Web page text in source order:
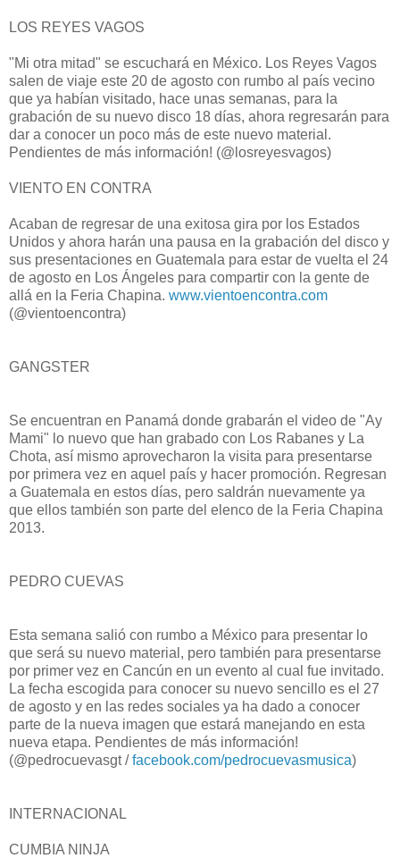
LOS REYES VAGOS
"Mi otra mitad" se escuchará en México. Los Reyes Vagos
salen de viaje este 20 de agosto con rumbo al país vecino
que ya habían visitado, hace unas semanas, para la
grabación de su nuevo disco 18 días, ahora regresarán para
dar a conocer un poco más de este nuevo material.
Pendientes de más información! (@losreyesvagos)
VIENTO EN CONTRA
Acaban de regresar de una exitosa gira por los Estados
Unidos y ahora harán una pausa en la grabación del disco y
sus presentaciones en Guatemala para estar de vuelta el 24
de agosto en Los Ángeles para compartir con la gente de
allá en la Feria Chapina. www.vientoencontra.com
(@vientoencontra)
GANGSTER
Se encuentran en Panamá donde grabarán el video de "Ay
Mami" lo nuevo que han grabado con Los Rabanes y La
Chota, así mismo aprovecharon la visita para presentarse
por primera vez en aquel país y hacer promoción. Regresan
a Guatemala en estos días, pero saldrán nuevamente ya
que ellos también son parte del elenco de la Feria Chapina
2013.
PEDRO CUEVAS
Esta semana salió con rumbo a México para presentar lo
que será su nuevo material, pero también para presentarse
por primer vez en Cancún en un evento al cual fue invitado.
La fecha escogida para conocer su nuevo sencillo es el 27
de agosto y en las redes sociales ya ha dado a conocer
parte de la nueva imagen que estará manejando en esta
nueva etapa. Pendientes de más información!
(@pedrocuevasgt /facebook.com/pedrocuevasmusica)
INTERNACIONAL
CUMBIA NINJA